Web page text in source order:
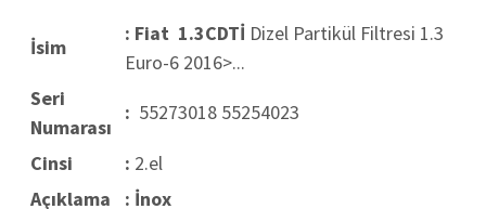
İsim
: Fiat 1.3CDTİ Dizel Partikül Filtresi 1.3
Euro-6 2016>...
Seri
Numarası
: 55273018 55254023
Cinsi : 2.el
Açıklama
: İnox